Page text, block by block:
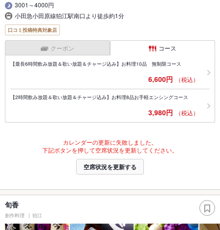
3001～4000円
小田急小田原線狛江駅南口より徒歩約1分
口コミ投稿特典対象店
クーポン コース
【最長6時間飲み放題＆歌い放題＆チャージ込み】お料理10品 無制限コース
6,600円 （税込）
【2時間飲み放題＆歌い放題＆チャージ込み】お料理8品お手軽エンシングコース
3,980円 （税込）
カレンダーの更新に失敗しました。
下記ボタンを押して空席状況を更新してください。
空席状況を更新する
旬香
創作料理 狛江